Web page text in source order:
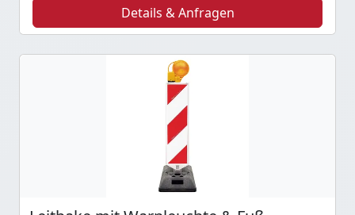
Details & Anfragen